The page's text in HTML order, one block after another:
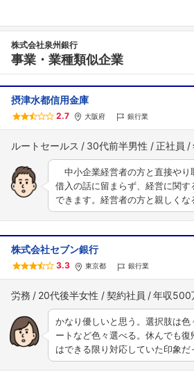
株式会社泉州銀行
事業・業種類似企業
摂津水都信用金庫
2.7 大阪府 銀行業
ルートセールス 30代前半男性 正社員
中小企業経営者の方と直接やり
借入の話に留まらず、経営に関
できます。経営者の方と親しく
株式会社セブン銀行
3.3 東京都 銀行業
労務 20代後半女性 契約社員 年収500
かなり優しいと思う。選択肢は
ートなど色々選べる。休んでも
はできる限り対応していた印象